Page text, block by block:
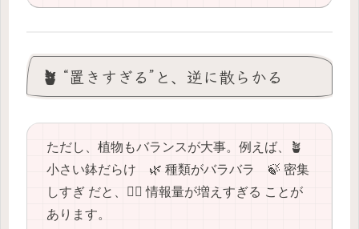
🪴 “置きすぎる”と、逆に散らかる
ただし、植物もバランスが大事。例えば、🪴
小さい鉢だらけ 🌿 種類がバラバラ 🍃 密集
しすぎ だと、😵‍💫 情報量が増えすぎる ことが
あります。